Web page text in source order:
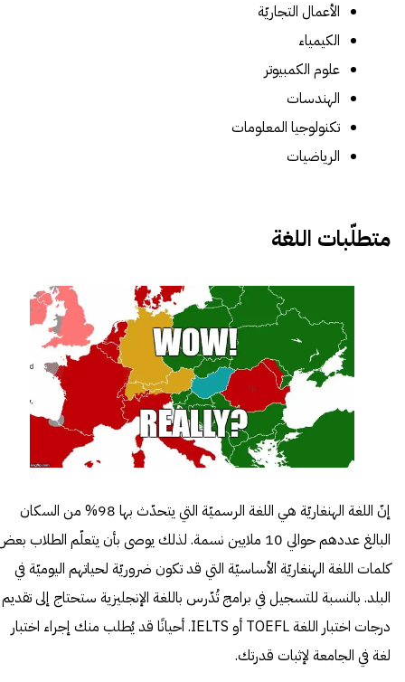
الأعمال التجاريّة
الكيمياء
علوم الكمبيوتر
الهندسات
تكنولوجيا المعلومات
الرياضيات
متطلّبات اللغة
إنّ اللغة الهنغاريّة هي اللغة الرسميّة التي يتحدّث بها 98% من السكان
البالغ عددهم حوالي 10 ملايين نسمة. لذلك يوصى بأن يتعلّم الطلاب
كلمات اللغة الهنغاريّة الأساسيّة التي قد تكون ضروريّة لحياتهم اليوميّة في
البلد. بالنسبة للتسجيل في برامج تُدّرس باللغة الإنجليزية ستحتاج إلى تقديم
درجات اختبار اللغة TOEFL أو IELTS. أحيانًا قد يُطلب منك إجراء اختبار
لغة في الجامعة لإثبات قدرتك.